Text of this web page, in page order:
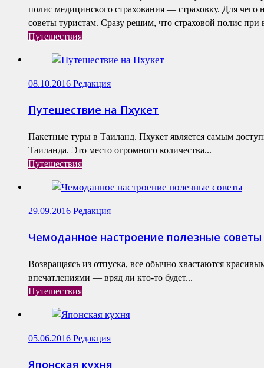
полис медицинского страхования — страховку. Для чего
советы туристам. Сразу решим, что страховой полис при
Путешествия
08.10.2016 Редакция
Путешествие на Пхукет
Пакетные туры в Таиланд. Пхукет является самым
Таиланда. Это место огромного количества...
Путешествия
29.09.2016 Редакция
Чемоданное настроение полезные советы
Возвращаясь из отпуска, все обычно хвастаются
впечатлениями — вряд ли кто-то будет...
Путешествия
05.06.2016 Редакция
Японская кухня